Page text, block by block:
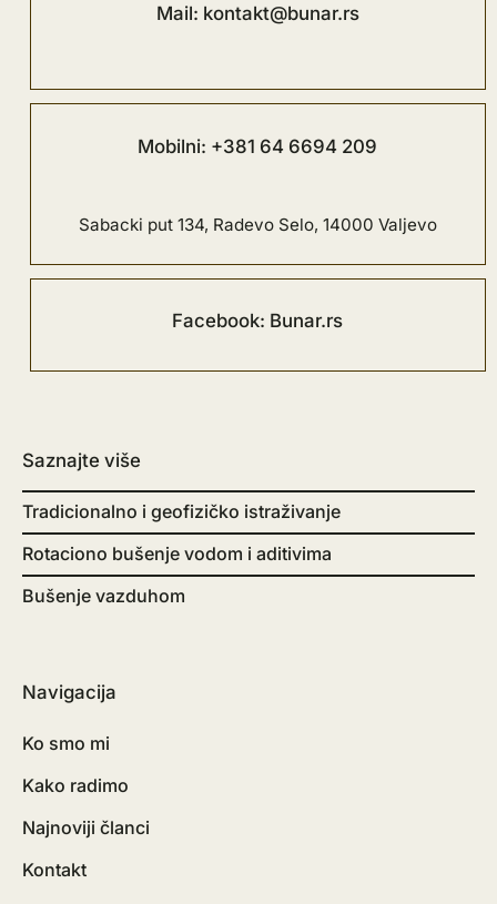
Mail: kontakt@bunar.rs
Mobilni: +381 64 6694 209
Sabacki put 134, Radevo Selo, 14000 Valjevo
Facebook: Bunar.rs
Saznajte više
Tradicionalno i geofizičko istraživanje
Rotaciono bušenje vodom i aditivima
Bušenje vazduhom
Navigacija
Ko smo mi
Kako radimo
Najnoviji članci
Kontakt